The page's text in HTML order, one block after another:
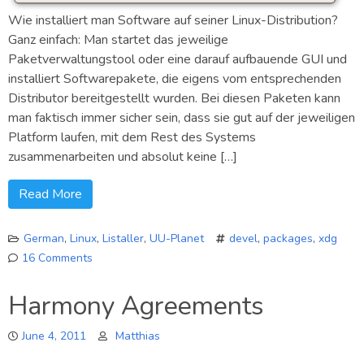
Wie installiert man Software auf seiner Linux-Distribution?
Ganz einfach: Man startet das jeweilige
Paketverwaltungstool oder eine darauf aufbauende GUI und
installiert Softwarepakete, die eigens vom entsprechenden
Distributor bereitgestellt wurden. Bei diesen Paketen kann
man faktisch immer sicher sein, dass sie gut auf der jeweiligen
Platform laufen, mit dem Rest des Systems
zusammenarbeiten und absolut keine […]
Read More
German, Linux, Listaller, UU-Planet devel, packages, xdg
16 Comments
und
Softwareinstallationen
Harmony Agreements
June 4, 2011 Matthias